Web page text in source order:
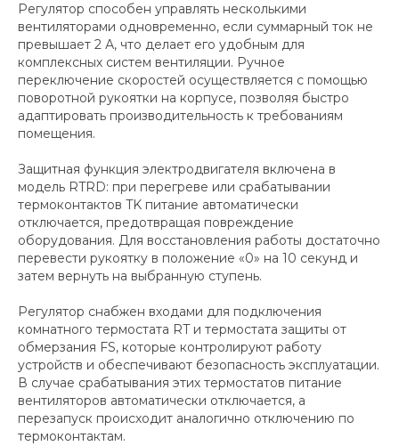
Регулятор способен управлять несколькими
вентиляторами одновременно, если суммарный ток не
превышает 2 А, что делает его удобным для
комплексных систем вентиляции. Ручное
переключение скоростей осуществляется с помощью
поворотной рукоятки на корпусе, позволяя быстро
адаптировать производительность к требованиям
помещения.
Защитная функция электродвигателя включена в
модель RTRD: при перегреве или срабатывании
термоконтактов TK питание автоматически
отключается, предотвращая повреждение
оборудования. Для восстановления работы достаточно
перевести рукоятку в положение «0» на 10 секунд и
затем вернуть на выбранную ступень.
Регулятор снабжен входами для подключения
комнатного термостата RT и термостата защиты от
обмерзания FS, которые контролируют работу
устройств и обеспечивают безопасность эксплуатации.
В случае срабатывания этих термостатов питание
вентиляторов автоматически отключается, а
перезапуск происходит аналогично отключению по
термоконтактам.